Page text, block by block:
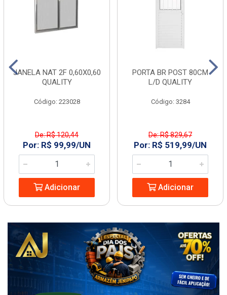
JANELA NAT 2F 0,60X0,60
QUALITY
Código: 223028
De: R$ 120,44
Por: R$ 99,99/UN
Adicionar
PORTA BR POST 80CM
L/D QUALITY
Código: 3284
De: R$ 829,67
Por: R$ 519,99/UN
Adicionar